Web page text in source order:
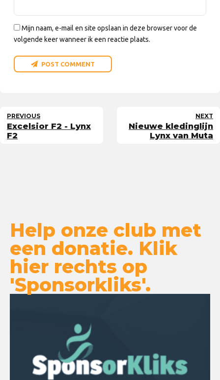
Mijn naam, e-mail en site opslaan in deze browser voor de
volgende keer wanneer ik een reactie plaats.
POST COMMENT
PREVIOUS
Excelsior F2 - Lynx
F2
NEXT
Nieuwe kledinglijn
Lynx van Muta
Help onze club met
een donatie. Klik
hier rechts op
'Sponsorkliks'.